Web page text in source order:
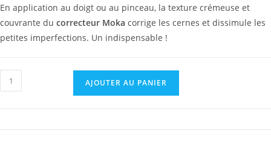
En application au doigt ou au pinceau, la texture crémeuse et
couvrante du correcteur Moka corrige les cernes et dissimule les
petites imperfections. Un indispensable !
quantité
de
AJOUTER AU PANIER